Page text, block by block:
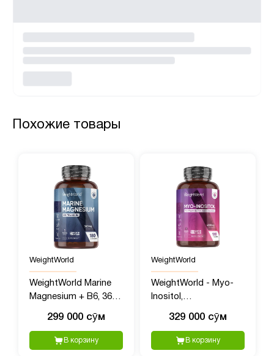
Похожие товары
WeightWorld
WeightWorld Marine
Magnesium + B6, 360
299 000 сӯм
В корзину
WeightWorld
WeightWorld - Myo-
Inositol,
Инозитолом, 4000 мг,
120 таблеток
329 000 сӯм
В корзину